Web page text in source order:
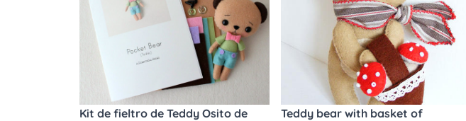
Kit de fieltro de Teddy Osito de
Teddy bear with basket of